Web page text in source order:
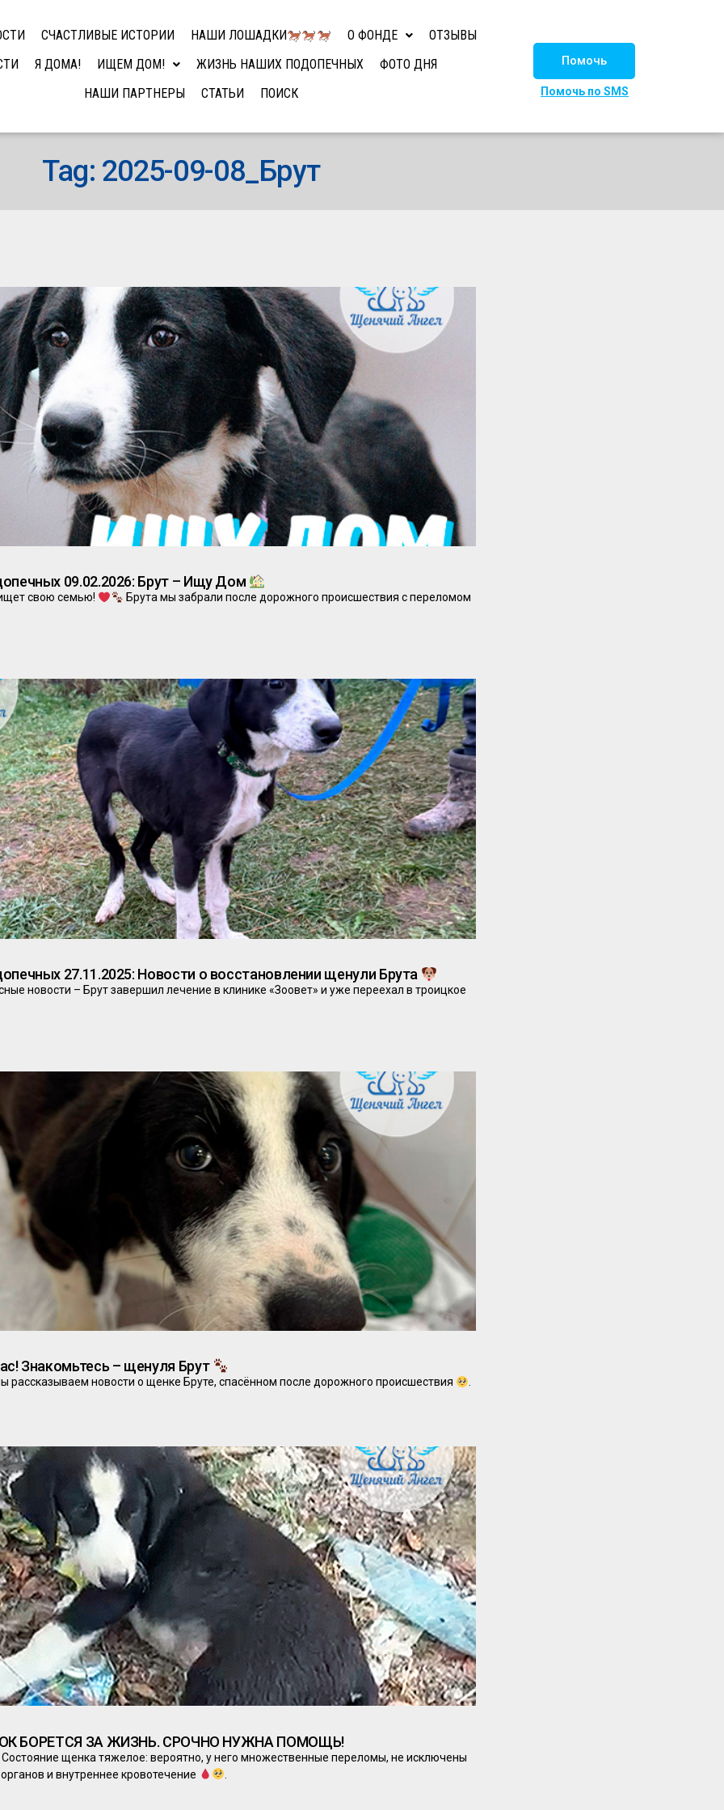
СЧАСТЛИВЫЕ ИСТОРИИ НАШИ ЛОШАДКИ О ФОНДЕ
ОТЗЫВЫ
Я ДОМА! ИЩЕМ ДОМ! ЖИЗНЬ НАШИХ ПОДОПЕЧНЫХ
ФОТО ДНЯ
НАШИ ПАРТНЕРЫ
СТАТЬИ ПОИСК
Помочь
Помочь по SMS
Tag: 2025-09-08_Брут
09.02.2026: Брут – Ищу Дом
свою семью!
Брута мы забрали после дорожного происшествия с переломом
27.11.2025: Новости о восстановлении щенули Брута
новости – Брут завершил лечение в клинике «Зоовет» и уже переехал в троицкое
Знакомьтесь – щенуля Брут
рассказываем новости о щенке Бруте, спасённом после дорожного происшествия
БОРЕТСЯ ЗА ЖИЗНЬ. СРОЧНО НУЖНА ПОМОЩЬ!
щенка тяжелое: вероятно, у него множественные переломы, не исключены
и внутреннее кровотечение